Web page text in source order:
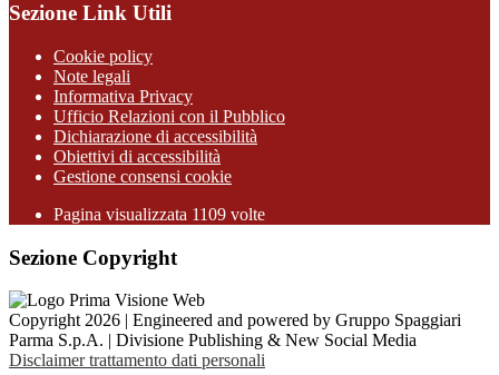
Sezione Link Utili
Cookie policy
Note legali
Informativa Privacy
Ufficio Relazioni con il Pubblico
Dichiarazione di accessibilità
Obiettivi di accessibilità
Gestione consensi cookie
Pagina visualizzata 1109 volte
Sezione Copyright
Copyright 2026 | Engineered and powered by Gruppo Spaggiari
Parma S.p.A. | Divisione Publishing & New Social Media
Disclaimer trattamento dati personali